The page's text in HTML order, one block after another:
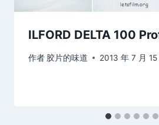
ILFORD DELTA 100
作者 胶片的味道 2013 年 7 月 15